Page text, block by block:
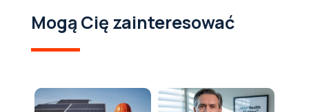
Mogą Cię zainteresować